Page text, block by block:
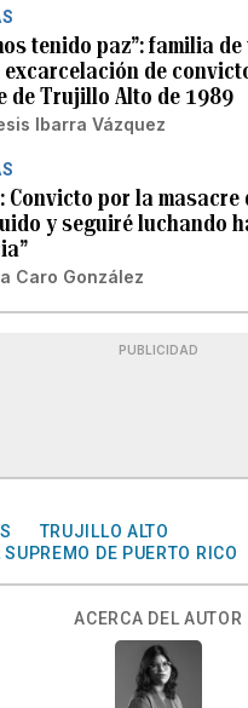
tenido paz”: familia
de
de Trujillo Alto de 1989
Ibarra Vázquez
Convicto por la
y seguiré luchando
Caro González
PUBLICIDAD
TRUJILLO ALTO
DE PUERTO RICO
ACERCA DEL AUTOR